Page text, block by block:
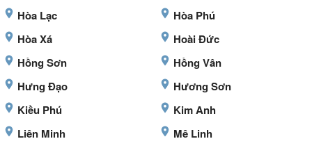
Hòa Lạc
Hòa Phú
Hòa Xá
Hoài Đức
Hồng Sơn
Hồng Vân
Hưng Đạo
Hương Sơn
Kiều Phú
Kim Anh
Liên Minh
Mê Linh